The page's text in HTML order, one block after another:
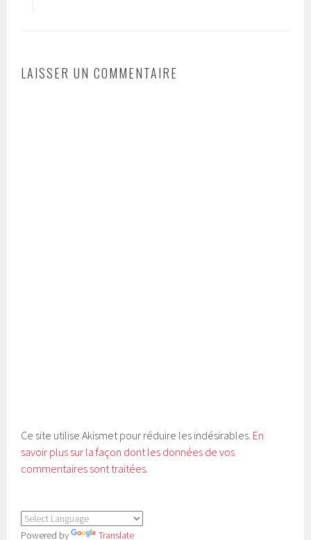
LAISSER UN COMMENTAIRE
Ce site utilise Akismet pour réduire les indésirables. En
savoir plus sur la façon dont les données de vos
commentaires sont traitées.
Powered by Translate